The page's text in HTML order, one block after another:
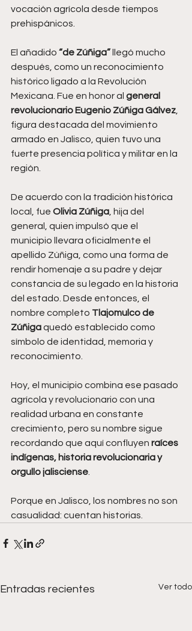
vocación agrícola desde tiempos
prehispánicos.
El añadido “de Zúñiga” llegó mucho
después, como un reconocimiento
histórico ligado a la Revolución
Mexicana. Fue en honor al general
revolucionario Eugenio Zúñiga Gálvez,
figura destacada del movimiento
armado en Jalisco, quien tuvo una
fuerte presencia política y militar en la
región.
De acuerdo con la tradición histórica
local, fue Olivia Zúñiga, hija del
general, quien impulsó que el
municipio llevara oficialmente el
apellido Zúñiga, como una forma de
rendir homenaje a su padre y dejar
constancia de su legado en la historia
del estado. Desde entonces, el
nombre completo Tlajomulco de
Zúñiga quedó establecido como
símbolo de identidad, memoria y
reconocimiento.
Hoy, el municipio combina ese pasado
agrícola y revolucionario con una
realidad urbana en constante
crecimiento, pero su nombre sigue
recordando que aquí confluyen raíces
indígenas, historia revolucionaria y
orgullo jalisciense.
Porque en Jalisco, los nombres no son
casualidad: cuentan historias.
Entradas recientes Ver todo